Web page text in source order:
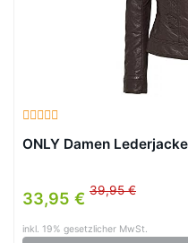
ONLY Damen
33,95 € 39,95 €
inkl. 19% gesetzlicher MwSt.